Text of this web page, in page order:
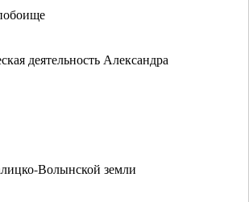
деятельность Александра
Волынской земли